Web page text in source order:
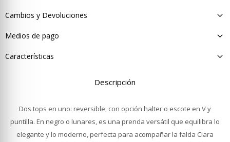
Cambios y Devoluciones
Medios de pago
Características
Descripción
Dos tops en uno: reversible, con opción halter o escote en V y
puntilla. En negro o lunares, es una prenda versátil que equilibra lo
elegante y lo moderno, perfecta para acompañar la falda Clara